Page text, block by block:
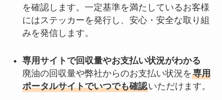
を確認します。一定基準を満たしているお客様
にはステッカーを発行し、安心・安全な取り組
みを発信します。
専用サイトで回収量やお支払い状況がわかる
廃油の回収量や弊社からのお支払い状況を専用
ポータルサイトでいつでも確認いただけます。